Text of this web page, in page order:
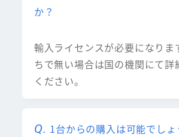
か？
輸入ライセンスが必要になりま
ちで無い場合は国の機関にて詳
ください。
1台からの購入は可能でしょ